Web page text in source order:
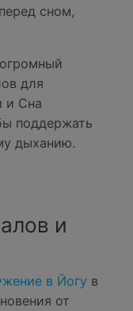
сном,
для
и Сна
поддержать
дыханию.
и
в Йогу в
от